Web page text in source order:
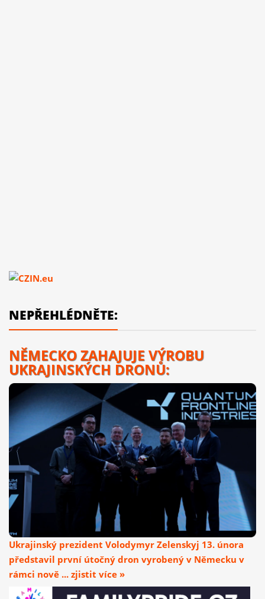
NEPŘEHLÉDNĚTE:
NĚMECKO ZAHAJUJE VÝROBU
UKRAJINSKÝCH DRONŮ:
Ukrajinský prezident Volodymyr Zelenskyj 13. února
představil první útočný dron vyrobený v Německu v
rámci nově ... zjistit více »